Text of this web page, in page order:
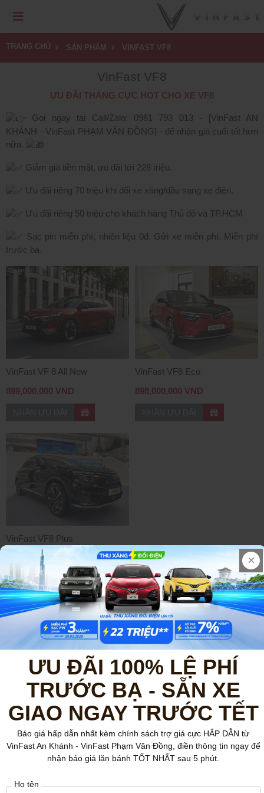
TRANG CHỦ SẢN PHẨM VINFAST VF8
VinFast VF8
ƯU ĐÃI THÁNG CỰC HOT CHO XE VF8
Gọi ngay tại Call/Zalo: 0981 793 013 - [VinFast AN
KHÁNH - VinFast PHẠM VĂN ĐỒNG] - để nhận giá cuối tốt hơn
nữa.
Giảm giá tiền mặt, ưu đãi tới 228 triệu.
Ưu đãi riêng 70 triệu khi đổi xe xăng/dầu sang xe điện.
Ưu đãi riêng 50 triệu cho khách hàng Thủ đô và TP.HCM
Sạc pin miễn phí, nhiên liệu 0đ. Gửi xe miễn phí. Miễn phí
trước bạ.
VinFast VF 8 All New
899,000,000 VND
VinFast VF8 Eco
898,000,000 VND
VinFast VF8 Plus
1,079,000,000 VND
NHẬN ƯU ĐÃI
QUÝ KHÁCH CẦN TÌM THÊM
THÔNG TIN
Đăng ký lái thử
Bảng giá xe VinFast
Khuyến mãi
CÔNG TY CỔ PHẦN ĐẦU TƯ PIKA VƯỢNG
Mã số doanh nghiệp: 0110510839 do Phòng Đăng ký kinh
ƯU ĐÃI 100% LỆ PHÍ
TRƯỚC BẠ - SẴN XE
GIAO NGAY TRƯỚC TẾT
Báo giá hấp dẫn nhất kèm chính sách trợ giá cực HẤP DẪN từ
VinFast An Khánh - VinFast Phạm Văn Đồng, điền thông tin ngay để
nhận báo giá lăn bánh TỐT NHẤT sau 5 phút.
Họ tên